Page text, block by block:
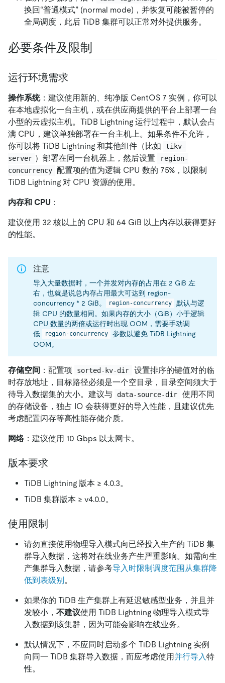
换回“普通模式” (normal mode)，并恢复可能被暂停的
全局调度，此后 TiDB 集群可以正常对外提供服务。
必要条件及限制
运行环境需求
操作系统：建议使用新的、纯净版 CentOS 7 实例，你可以
在本地虚拟化一台主机，或在供应商提供的平台上部署一台
小型的云虚拟主机。TiDB Lightning 运行过程中，默认会占
满 CPU，建议单独部署在一台主机上。如果条件不允许，
你可以将 TiDB Lightning 和其他组件（比如
tikv-
server ）部署在同一台机器上，然后设置
region-
concurrency 配置项的值为逻辑 CPU 数的 75%，以限制
TiDB Lightning 对 CPU 资源的使用。
内存和 CPU ：
建议使用 32 核以上的 CPU 和 64 GiB 以上内存以获得更好
的性能。
注意
导入大量数据时，一个并发对内存的占用在 2 GiB 左
右，也就是说总内存占用最大可达到 region-
concurrency * 2 GiB。
region-concurrency
默认与逻
辑 CPU 的数量相同。如果内存的大小（GiB）小于逻辑
CPU 数量的两倍或运行时出现 OOM，需要手动调
低
region-concurrency
参数以避免 TiDB Lightning
OOM。
存储空间 ：配置项 sorted-kv-dir
设置排序的键值对的临
时存放地址，目标路径必须是一个空目录，目录空间须大于
待导入数据集的大小。建议与
data-source-dir
使用不同
的存储设备，独占 IO 会获得更好的导入性能，且建议优先
考虑配置闪存等高性能存储介质。
网络：建议使用 10 Gbps 以太网卡。
版本要求
TiDB Lightning 版本 ≥ 4.0.3。
TiDB 集群版本 ≥ v4.0.0。
使用限制
请勿直接使用物理导入模式向已经投入生产的 TiDB 集
群导入数据，这将对在线业务产生严重影响。如需向生
产集群导入数据，请参考导入时限制调度范围从集群降
低到表级别。
如果你的 TiDB 生产集群上有延迟敏感型业务，并且并
发较小， 不建议使用 TiDB Lightning 物理导入模式导
入数据到该集群，因为可能会影响在线业务。
默认情况下，不应同时启动多个 TiDB Lightning 实例
向同一 TiDB 集群导入数据，而应考虑使用并行导入特
性。